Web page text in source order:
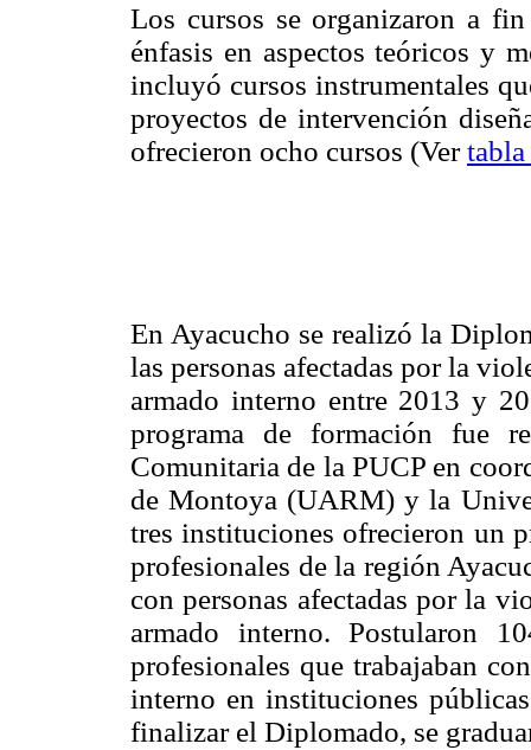
Los cursos se organizaron a
énfasis en aspectos teóricos y
incluyó cursos instrumentales
proyectos de intervención
ofrecieron ocho cursos (Vertabla
En Ayacucho se realizó la
las personas afectadas por la
armado interno entre 2013 y
programa de formación fue
Comunitaria de la PUCP en
de Montoya (UARM) y la
tres instituciones ofrecieron un
profesionales de la región
con personas afectadas por la
armado interno. Postularon
profesionales que trabajaban
interno en instituciones
finalizar el Diplomado, se